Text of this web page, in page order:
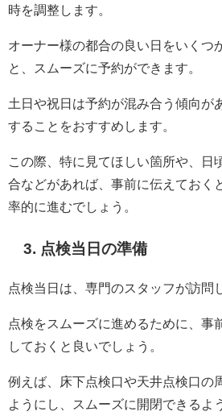
時を調整します。
オーナー様の都合の良い日をいくつ
と、スムーズに予約ができます。
土日や祝日は予約が混み合う傾向が
することをおすすめします。
この際、特に見てほしい箇所や、日
合などがあれば、事前に伝えておく
率的に進むでしょう。
3. 点検当日の準備
点検当日は、専門のスタッフが訪問
点検をスムーズに進めるために、事
しておくと良いでしょう。
例えば、床下点検口や天井点検口の
ようにし、スムーズに開閉できるよ